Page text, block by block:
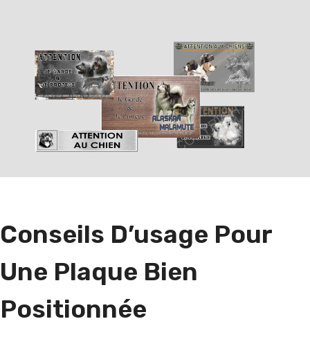
e
a
e
Conseils D’usage Pour
Une Plaque Bien
Positionnée